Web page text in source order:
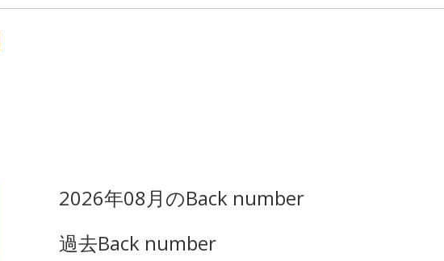
2026年08月のBack number
過去Back number